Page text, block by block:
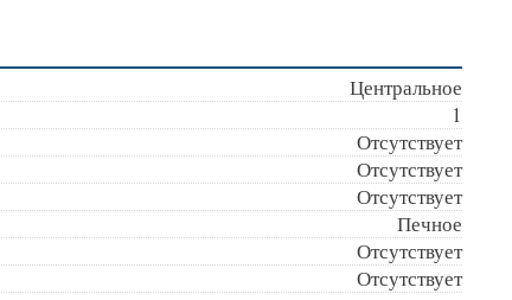
Центральное
1
Отсутствует
Отсутствует
Отсутствует
Печное
Отсутствует
Отсутствует